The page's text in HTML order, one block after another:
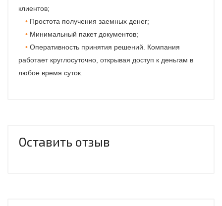
клиентов;
Простота получения заемных денег;
Минимальный пакет документов;
Оперативность принятия решений. Компания
работает круглосуточно, открывая доступ к деньгам в
любое время суток.
Оставить отзыв